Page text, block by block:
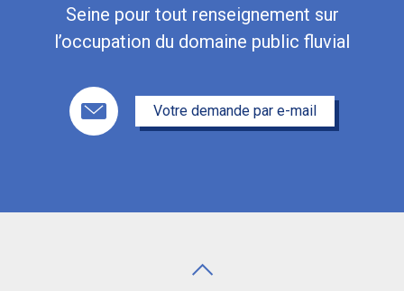
Seine pour tout renseignement sur
l’occupation du domaine public fluvial
Votre demande par e-mail